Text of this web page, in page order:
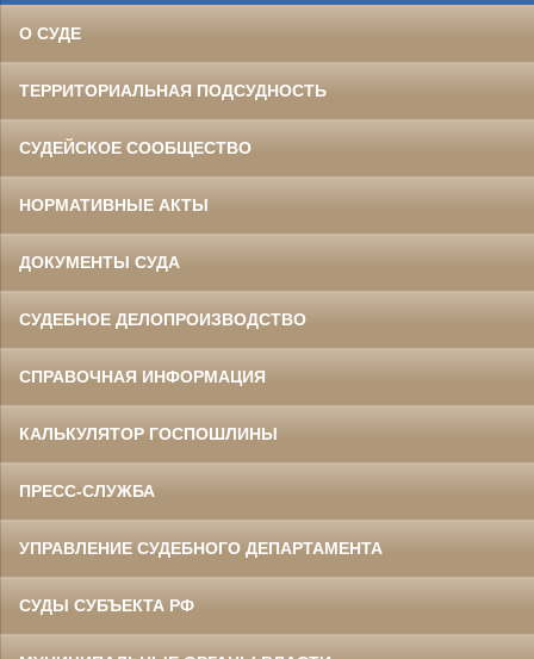
О СУДЕ
ТЕРРИТОРИАЛЬНАЯ ПОДСУДНОСТЬ
СУДЕЙСКОЕ СООБЩЕСТВО
НОРМАТИВНЫЕ АКТЫ
ДОКУМЕНТЫ СУДА
СУДЕБНОЕ ДЕЛОПРОИЗВОДСТВО
СПРАВОЧНАЯ ИНФОРМАЦИЯ
КАЛЬКУЛЯТОР ГОСПОШЛИНЫ
ПРЕСС-СЛУЖБА
УПРАВЛЕНИЕ СУДЕБНОГО ДЕПАРТАМЕНТА
СУДЫ СУБЪЕКТА РФ